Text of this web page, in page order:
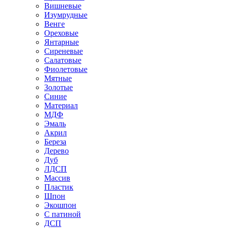
Вишневые
Изумрудные
Венге
Ореховые
Янтарные
Сиреневые
Салатовые
Фиолетовые
Мятные
Золотые
Синие
Материал
МДФ
Эмаль
Акрил
Береза
Дерево
Дуб
ЛДСП
Массив
Пластик
Шпон
Экошпон
С патиной
ДСП